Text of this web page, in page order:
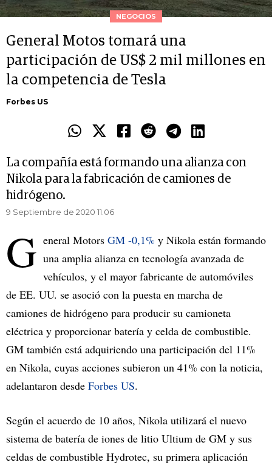
NEGOCIOS
General Motos tomará una
participación de US$ 2 mil millones en
la competencia de Tesla
Forbes US
La compañía está formando una alianza con
Nikola para la fabricación de camiones de
hidrógeno.
9 Septiembre de 2020 11.06
G eneral Motors GM -0,1% y Nikola están formando
una amplia alianza en tecnología avanzada de
vehículos, y el mayor fabricante de automóviles
de EE. UU. se asoció con la puesta en marcha de
camiones de hidrógeno para producir su camioneta
eléctrica y proporcionar batería y celda de combustible.
GM también está adquiriendo una participación del 11%
en Nikola, cuyas acciones subieron un 41% con la noticia,
adelantaron desde Forbes US.
Según el acuerdo de 10 años, Nikola utilizará el nuevo
sistema de batería de iones de litio Ultium de GM y sus
celdas de combustible Hydrotec, su primera aplicación